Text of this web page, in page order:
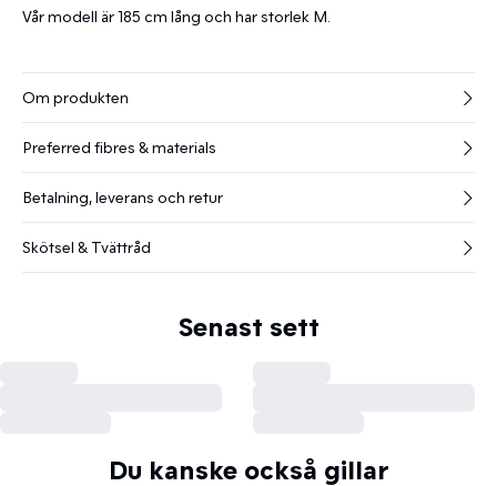
Vår modell är 185 cm lång och har storlek M.
Om produkten
Preferred fibres & materials
Betalning, leverans och retur
Skötsel & Tvättråd
Senast sett
Du kanske också gillar